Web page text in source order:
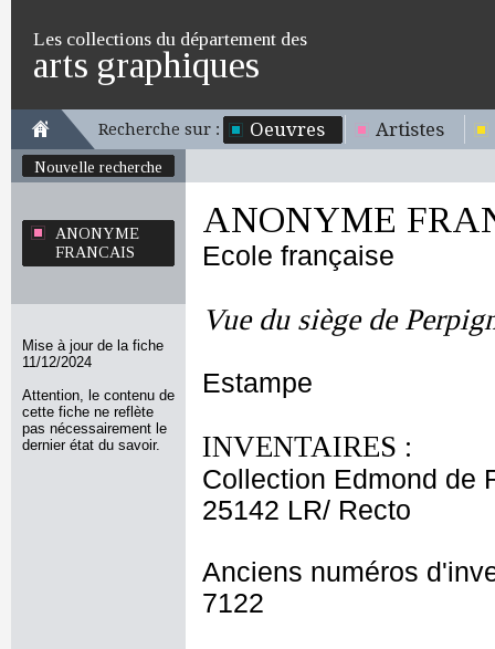
Les collections du département des
arts graphiques
Recherche sur : Oeuvres Artistes
Nouvelle recherche
ANONYME
FRANCAIS
Mise à jour de la fiche
11/12/2024
Attention, le contenu de
cette fiche ne reflète
pas nécessairement le
dernier état du savoir.
ANONYME
Ecole française
Vue du siège de
Estampe
INVENTAIRES :
Collection Edmond de
25142 LR/ Recto
Anciens numéros
7122